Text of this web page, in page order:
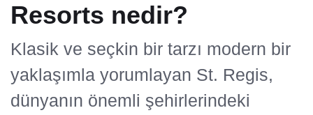
Resorts nedir?
Klasik ve seçkin bir tarzı modern bir
yaklaşımla yorumlayan St. Regis,
dünyanın önemli şehirlerindeki